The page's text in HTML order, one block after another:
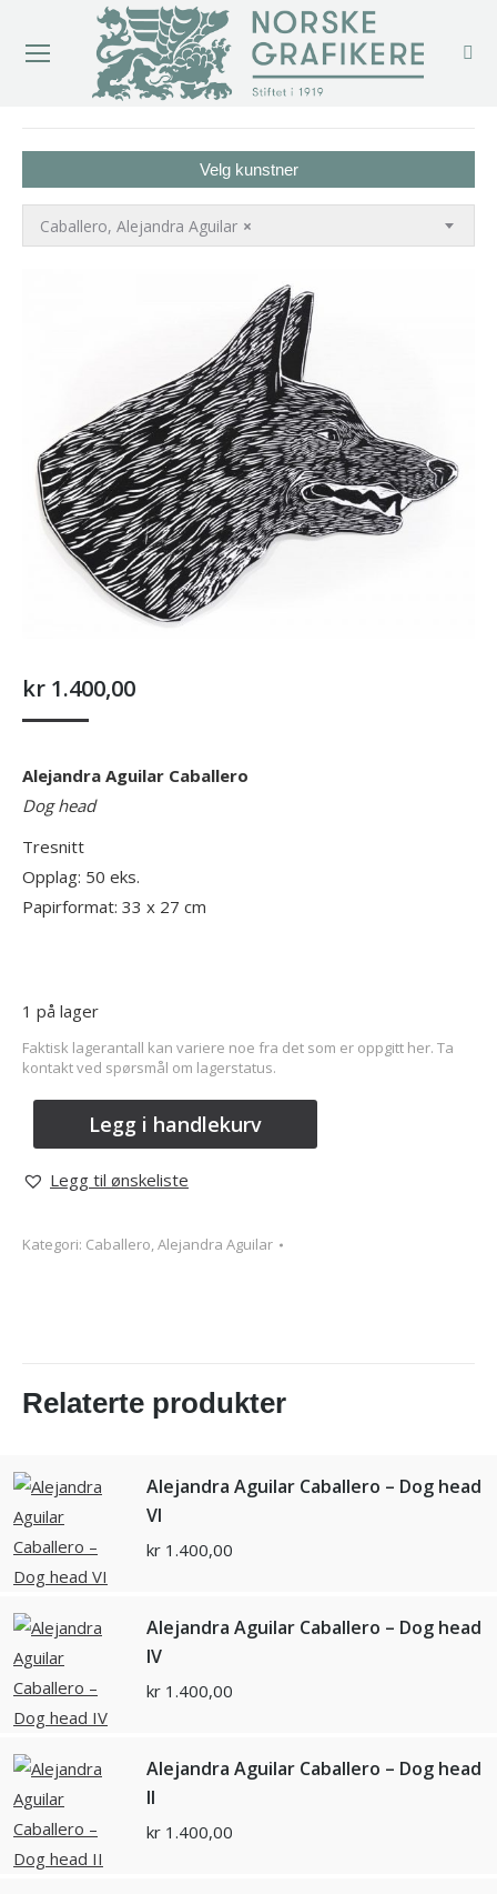
Velg kunstner
×
Caballero, Alejandra Aguilar
kr 1.400,00
Alejandra Aguilar Caballero
Dog head
Tresnitt
Opplag: 50 eks.
Papirformat: 33 x 27 cm
1 på lager
Faktisk lagerantall kan variere noe fra det som er oppgitt her. Ta
kontakt ved spørsmål om lagerstatus.
Legg i handlekurv
Legg til ønskeliste
Kategori: Caballero, Alejandra Aguilar
Relaterte produkter
Alejandra Aguilar Caballero – Dog head
VI
kr 1.400,00
Alejandra Aguilar Caballero – Dog head
IV
kr 1.400,00
Alejandra Aguilar Caballero – Dog head
II
kr 1.400,00